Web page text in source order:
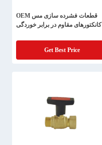
قطعات فشرده سازی مس OEM
کانکتورهای مقاوم در برابر خوردگی
Get Best Price